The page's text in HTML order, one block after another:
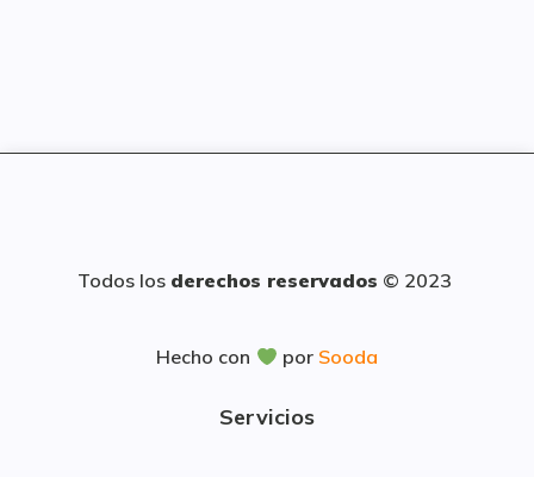
Todos los derechos reservados © 2023
Hecho con por Sooda
Servicios